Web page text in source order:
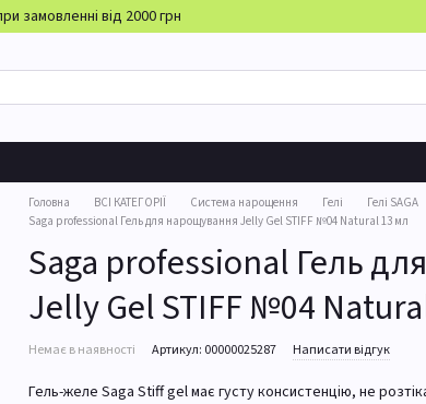
замовленні від 2000 грн
Головна ВСІ КАТЕГОРІЇ Система нарощення Гелі
Гелі SAGA
Saga professional Гель для нарощування Jelly Gel STIFF №04 Natural 13 мл
Saga professional Гель
Jelly Gel STIFF №04
Немає в наявності Артикул: 00000025287 Написати відгук
Гель-желе Saga Stiff gel має густу консистенцію, не